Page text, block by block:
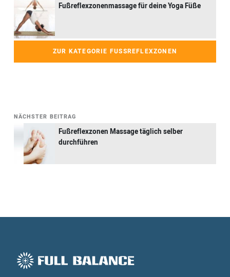
Fußreflexzonenmassage für deine Yoga Füße
ZUR KATEGORIE FUSSREFLEXZONEN
NÄCHSTER BEITRAG
Fußreflexzonen Massage täglich selber
durchführen